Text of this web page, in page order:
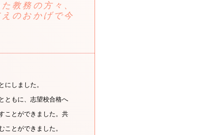
教務の方々、
のおかげで今
しました。
ともに、志望校合格へ
ことができました。共
とができました。